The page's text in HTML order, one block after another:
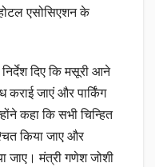
एसोसिएशन के
दिए कि मसूरी आने
कराई जाएं और पार्किंग
कहा कि सभी चिन्हित
किया जाए और
जाए। मंत्री गणेश जोशी